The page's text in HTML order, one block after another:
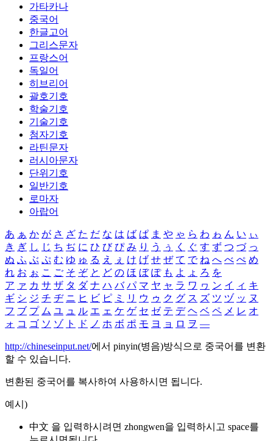
가타카나
중국어
한글고어
그리스문자
프랑스어
독일어
히브리어
괄호기호
학술기호
기술기호
첨자기호
라틴문자
러시아문자
단위기호
일반기호
로마자
아랍어
あ ぁ か が さ ざ た だ な は ば ぱ ま や ゃ ら わ ゎ ん い ぃ
き ぎ し じ ち ぢ に ひ び ぴ み り う ぅ く ぐ す ず つ づ っ
ぬ ふ ぶ ぷ む ゆ ゅ る え ぇ け げ せ ぜ て で ね へ べ ぺ め
れ お ぉ こ ご そ ぞ と ど の ほ ぼ ぽ も よ ょ ろ を
ア ァ カ サ ザ タ ダ ナ ハ バ パ マ ヤ ャ ラ ワ ヮ ン イ ィ キ
ギ シ ジ チ ヂ ニ ヒ ビ ピ ミ リ ウ ゥ ク グ ス ズ ツ ヅ ッ ヌ
フ ブ プ ム ユ ュ ル エ ェ ケ ゲ セ ゼ テ デ ヘ ベ ペ メ レ オ
ォ コ ゴ ソ ゾ ト ド ノ ホ ボ ポ モ ヨ ョ ロ ヲ ―
http://chineseinput.net/에서 pinyin(병음)방식으로 중국어를 변환
할 수 있습니다.
변환된 중국어를 복사하여 사용하시면 됩니다.
예시)
中文 을 입력하시려면 zhongwen을 입력하시고 space를